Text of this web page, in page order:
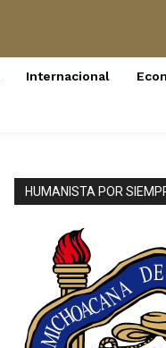
Internacional
HUMANISTA POR